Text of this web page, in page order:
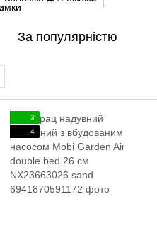
За популярністю
3
4